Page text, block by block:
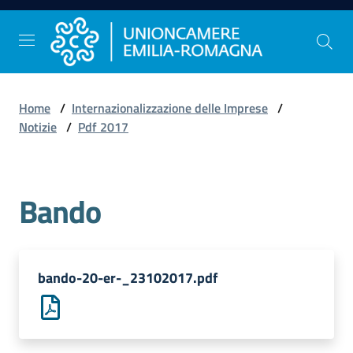
Vai al contenuto
Vai alla navigazione
Vai al footer
Comunicazione
Studi
al
Home / Internazionalizzazione delle Imprese /
Notizie / Pdf 2017
Bando
bando-20-er-_23102017.pdf